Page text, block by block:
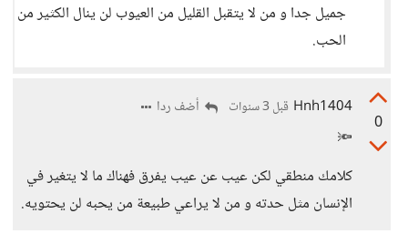
جميل جدا و من لا يتقبل القليل من العيوب لن ينال الكثير من
الحب.
0
Hnh1404 قبل 3 سنوات أضف ردا
🔦
كلامك منطقي لكن عيب عن عيب يفرق فهناك ما لا يتغير في
الإنسان مثل حدته و من لا يراعي طبيعة من يحبه لن يحتويه.